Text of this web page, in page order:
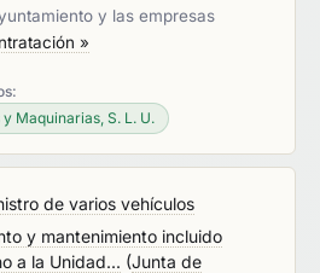
y las empresas
»
Maquinarias, S. L. U.
de varios vehículos
y mantenimiento incluido
a la Unidad... (Junta de